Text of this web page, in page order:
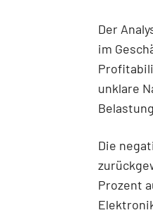
Der
im
unklare
Die
Prozent